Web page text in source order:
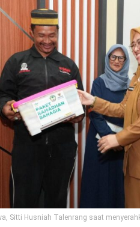
Sitti Husniah Talenrang saat